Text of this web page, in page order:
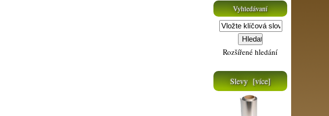
Vyhledávaní
Rozšířené hledání
Slevy [více]